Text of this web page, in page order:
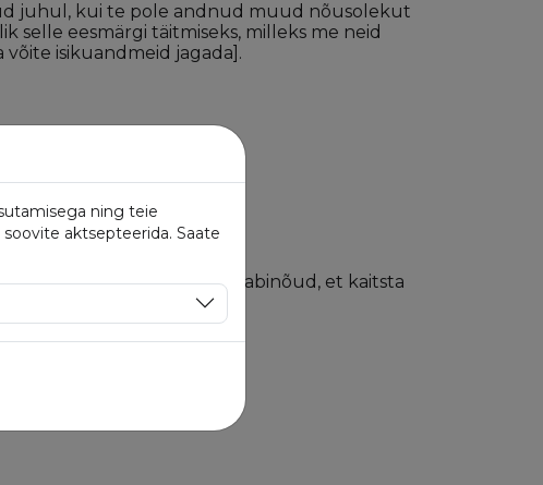
juhul, kui te pole andnud muud nõusolekut
selle eesmärgi täitmiseks, milleks me neid
isikuandmeid jagada].
täitmiseks.
kõik mõistlikud ettevaatusabinõud, et kaitsta
ning teie
aktsepteerida. Saate